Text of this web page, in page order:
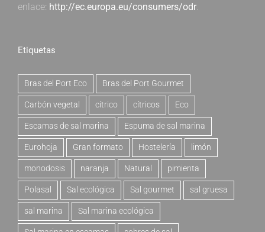
enlace: http://ec.europa.eu/consumers/odr.
Etiquetas
Bras del Port Eco Bras del Port Gourmet
Carbón vegetal cítrico cítricos Eco
Escamas de sal marina Espuma de sal marina
Eurohoja Gran formato Hostelería limón
monodosis naranja Natural pimienta
Polasal Sal ecológica Sal gourmet sal gruesa
sal marina Sal marina ecológica